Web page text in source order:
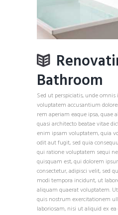
Bathroom
Sed ut perspiciatis, unde
voluptatem accusantium
rem aperiam eaque ipsa, quae
quasi architecto beatae vitae
enim ipsam voluptatem, quia
odit aut fugit, sed quia
qui ratione voluptatem sequi
quisquam est, qui dolorem
consectetur, adipisci velit, sed
modi tempora incidunt, ut
aliquam quaerat voluptatem.
quis nostrum exercitationem
laboriosam, nisi ut aliquid ex